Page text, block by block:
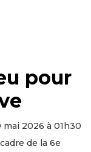
pour
2026 à 01h30
de la 6e